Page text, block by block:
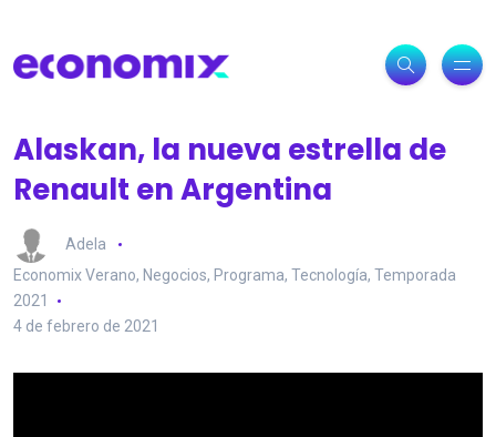
Alaskan, la nueva estrella de
Renault en Argentina
Adela
Economix Verano, Negocios, Programa, Tecnología, Temporada
2021
4 de febrero de 2021